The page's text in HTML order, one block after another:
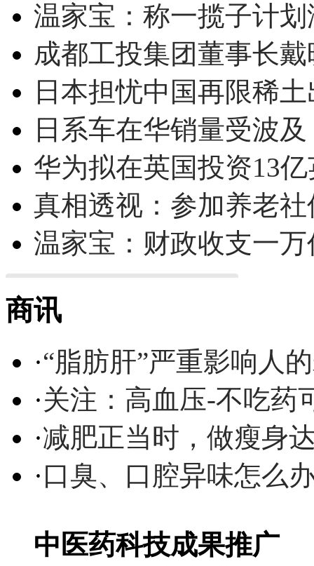
温家宝：称一揽子计
成都工投集团董事长
日本担忧中国再限稀
日系车在华销量受波
华为拟在英国投资13
真相透视：参加养老
温家宝：财政收支一
商讯
·“脂肪肝”严重影响人
·关注：高血压-不吃药
·减肥正当时，做瘦身
·口臭、口腔异味怎么
中医药科技成果推广